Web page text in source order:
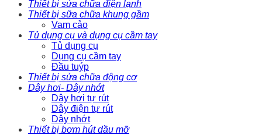
Thiết bị sửa chữa điện lạnh
Thiết bị sữa chữa khung gầm
Vam cảo
Tủ dụng cụ và dụng cụ cầm tay
Tủ dụng cụ
Dụng cụ cầm tay
Đầu tuýp
Thiết bị sửa chữa động cơ
Dây hơi- Dây nhớt
Dây hơi tự rút
Dây điện tự rút
Dây nhớt
Thiết bị bơm hút dầu mỡ